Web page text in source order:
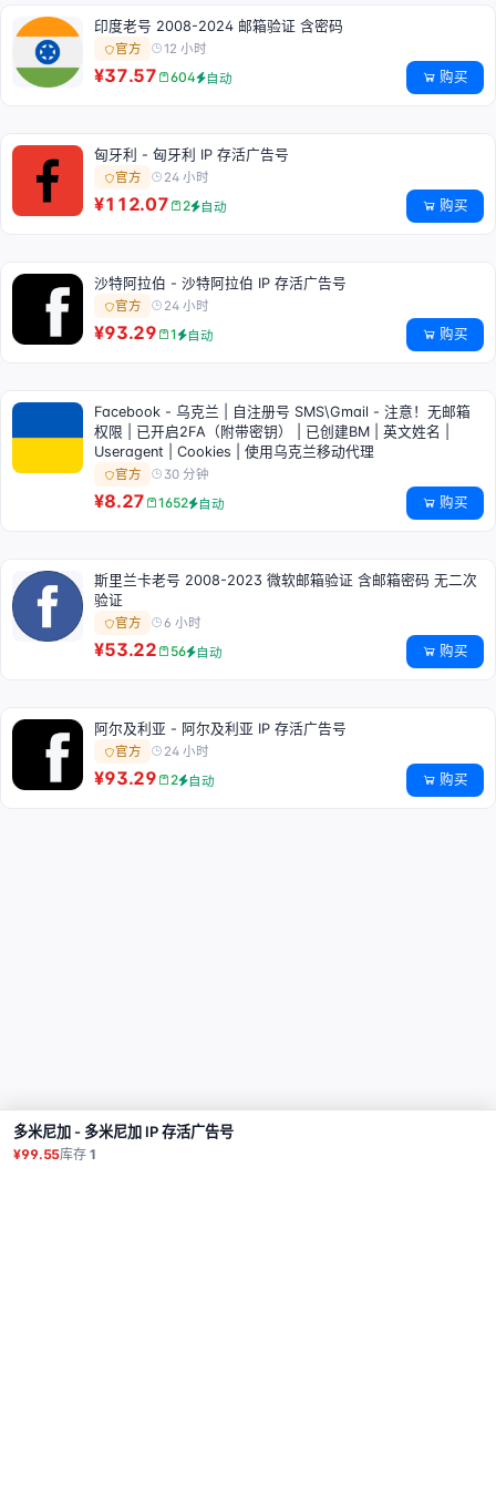
印度老号 2008-2024 邮箱验证 含密码
官方 12 小时
¥37.57 604 自动 购买
匈牙利 - 匈牙利 IP 存活广告号
官方 24 小时
¥112.07 2 自动 购买
沙特阿拉伯 - 沙特阿拉伯 IP 存活广告号
官方 24 小时
¥93.29 1 自动 购买
Facebook - 乌克兰 | 自注册号 SMS\Gmail - 注意！无邮箱
权限 | 已开启2FA（附带密钥） | 已创建BM | 英文姓名 |
Useragent | Cookies | 使用乌克兰移动代理
官方 30 分钟
¥8.27 1652 自动 购买
斯里兰卡老号 2008-2023 微软邮箱验证 含邮箱密码 无二次
验证
官方 6 小时
¥53.22 56 自动 购买
阿尔及利亚 - 阿尔及利亚 IP 存活广告号
官方 24 小时
¥93.29 2 自动 购买
多米尼加 - 多米尼加 IP 存活广告号
¥99.55库存1